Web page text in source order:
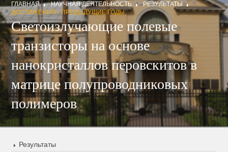
ГЛАВНАЯ НАУЧНАЯ ДЕЯТЕЛЬНОСТЬ
РЕЗУЛЬТАТЫ
ДОСТИЖЕНИЯ - ПРЕДЫДУЩИЕ ГОДЫ
Светоизлучающие полевые
транзисторы на основе
нанокристаллов перовскитов в
матрице полупроводниковых
полимеров
Результаты